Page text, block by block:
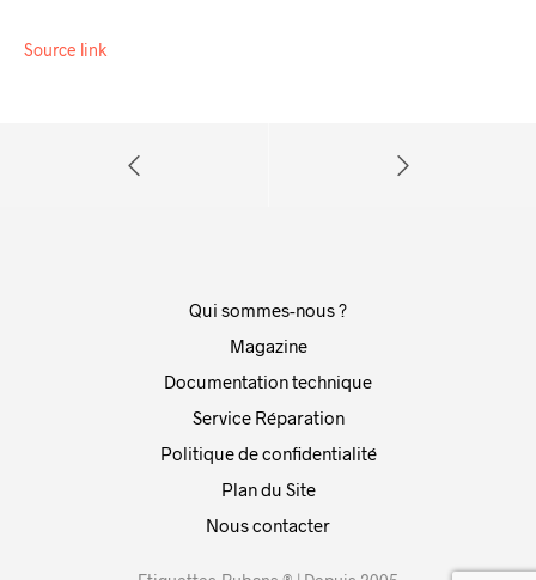
Source link
Qui sommes-nous ?
Magazine
Documentation technique
Service Réparation
Politique de confidentialité
Plan du Site
Nous contacter